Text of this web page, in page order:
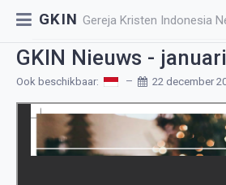
GKIN Gereja Kristen Indonesia
GKIN Nieuws -
Ook beschikbaar: 22 december